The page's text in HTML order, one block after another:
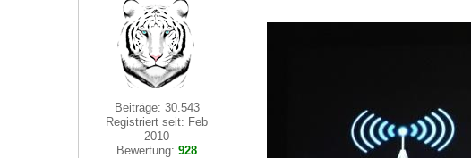
Beiträge: 30.543
Registriert seit: Feb
2010
Bewertung:928